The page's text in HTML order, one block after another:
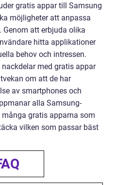
gratis appar till Samsung
möjligheter att anpassa
Genom att erbjuda olika
hitta applikationer
behov och intressen.
med gratis appar
om att de har
av smartphones och
alla Samsung-
gratis apparna som
vilken som passar bäst